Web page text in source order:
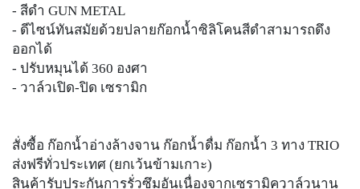
- สีดำ GUN METAL
- ดีไซน์ทันสมัยด้วยปลายก๊อกน้ำซิลิโคนสีดำสามารถดึง
ออกได้
- ปรับหมุนได้ 360 องศา
- วาล์วเปิด-ปิด เซรามิก
สั่งซื้อ ก๊อกน้ำอ่างล้างจาน ก๊อกน้ำดื่ม ก๊อกน้ำ 3 ทาง TRIO
ส่งฟรีทั่วประเทศ (ยกเว้นข้ามเกาะ)
สินค้ารับประกันการรั่วซึมอันเนื่องจากเซรามิควาล์วนาน